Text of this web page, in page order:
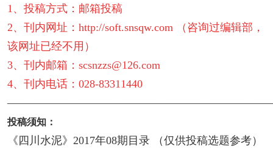
1、投稿方式：邮箱投稿
2、刊内网址：http://soft.snsqw.com （咨询过编辑部，
该网址已经不用）
3、刊内邮箱：scsnzzs@126.com
4、刊内电话：028-83311440
投稿须知：
《四川水泥》2017年08期目录 （仅供投稿选题参考）